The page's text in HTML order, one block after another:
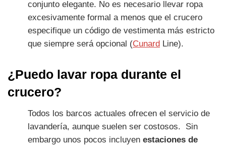
conjunto elegante. No es necesario llevar ropa
excesivamente formal a menos que el crucero
especifique un código de vestimenta más estricto
que siempre será opcional (Cunard Line).
¿Puedo lavar ropa durante el
crucero?
Todos los barcos actuales ofrecen el servicio de
lavandería, aunque suelen ser costosos. Sin
embargo unos pocos incluyen estaciones de